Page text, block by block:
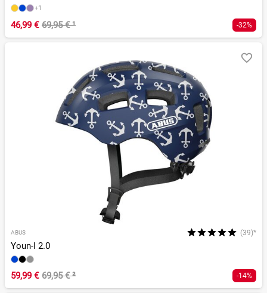
+1
46,99 € 69,95 €¹ -32%
ABUS (39)*
Youn-I 2.0
59,99 € 69,95 €² -14%